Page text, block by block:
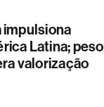
impulsiona
Latina; peso
valorização